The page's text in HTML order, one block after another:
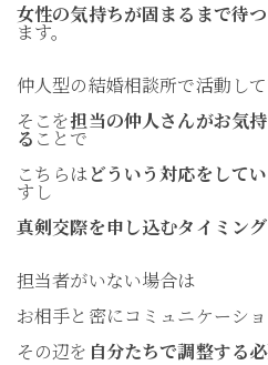
女性の気持ちが固まるまで待
ます。
仲人型の結婚相談所で活動し
そこを担当の仲人さんがお気
る ことで
こちらはどういう対応をして
すし
真剣交際を申し込むタイミン
担当者がいない場合は
お相手と密にコミュニケーシ
その辺を 自分たちで調整する